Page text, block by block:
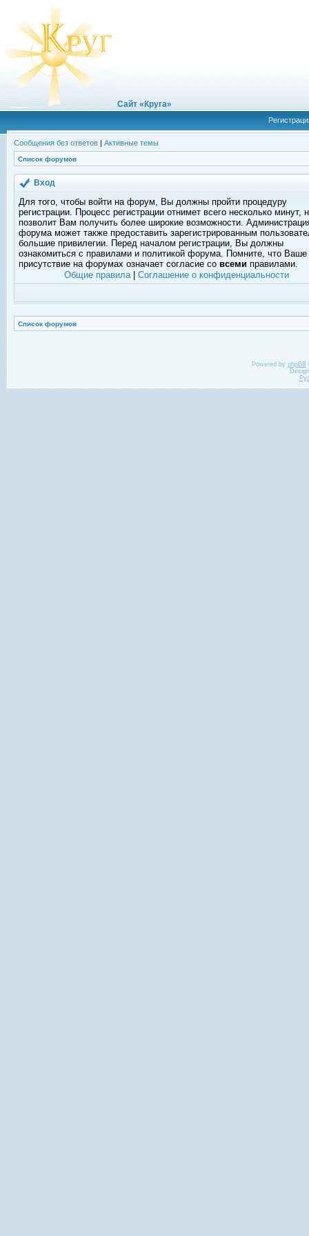
Сайт «Круга»
Сообщения без ответов | Активные темы
Список форумов
Вход
Для того, чтобы войти на форум, Вы должны пройти процедуру
регистрации. Процесс регистрации отнимет всего несколько минут,
позволит Вам получить более широкие возможности.
форума может также предоставить зарегистрированным
большие привилегии. Перед началом регистрации, Вы должны
ознакомиться с правилами и политикой форума. Помните, что Ваше
присутствие на форумах означает согласие со всеми правилами.
Общие правила| Соглашение о конфиденциальности
Список форумов
Powered by phpBB